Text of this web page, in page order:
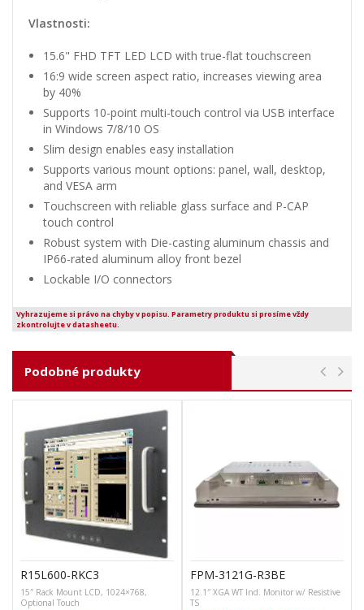
Vlastnosti:
15.6" FHD TFT LED LCD with true-flat touchscreen
16:9 wide screen aspect ratio, increases viewing area
by 40%
Supports 10-point multi-touch control via USB interface
in Windows 7/8/10 OS
Slim design enables easy installation
Supports various mount options: panel, wall, desktop,
and VESA arm
Touchscreen with reliable glass surface and P-CAP
touch control
Robust system with Die-casting aluminum chassis and
IP66-rated aluminum alloy front bezel
Lockable I/O connectors
Vyhrazujeme si právo na chyby v popisu. Parametry produktu si prosíme vždy
zkontrolujte v datasheetu.
Podobné produkty
R15L600-RKC3
15″ Rack Mount LCD, 1024×768,
Optional Touch
FPM-3121G-R3BE
12.1″ XGA WT Ind. Monitor w/ Resistive
TS